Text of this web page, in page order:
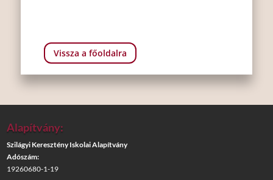
Vissza a főoldalra
Alapítvány:
Szilágyi Keresztény Iskolai Alapítvány
Adószám:
19260680-1-19